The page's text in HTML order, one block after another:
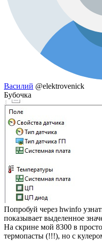
Василий @elektrovenick
Бубочка
Попробуй через hwinfo
показывает выделенное
На скрине мой 8300 в
термопасты (!!!), но с